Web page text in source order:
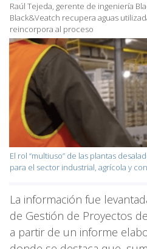
Raúl Tejeda, gerente de ingeniería
Black&Veatch recupera aguas
reincorpora al proceso
El rol “multiuso” de las plantas
para el sector industrial, agrícola y
La información fue
de Gestión de Proyectos
a partir de un informe